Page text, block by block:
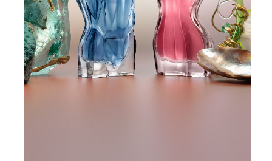
PUIG
Rabanne
sh!ne by Dorotheum Juwelier
Sicheldorfer Heilwasser